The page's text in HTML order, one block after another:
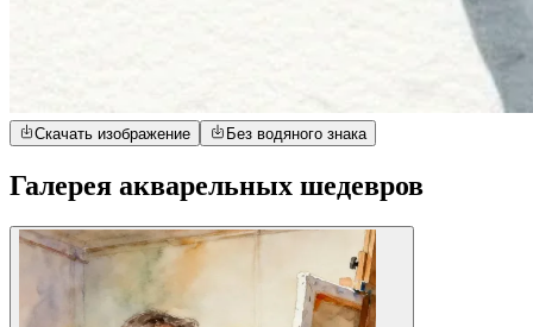
Скачать изображение Без водяного знака
Галерея акварельных шедевров